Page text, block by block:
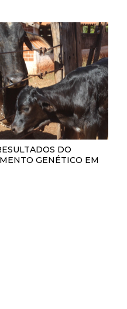
DO
GENÉTICO EM